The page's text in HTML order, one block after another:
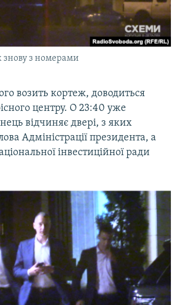
знову з номерами
возить кортеж, доводиться
центру. О 23:40 уже
відчиняє двері, з яких
Адміністрації президента, а
інвестиційної ради